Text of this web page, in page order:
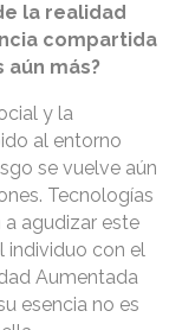
la realidad
compartida
más?
y la
al entorno
se vuelve aún
Tecnologías
a agudizar este
individuo con el
Aumentada
esencia no es